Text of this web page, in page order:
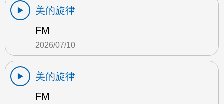
美的旋律
FM
2026/07/10
美的旋律
FM